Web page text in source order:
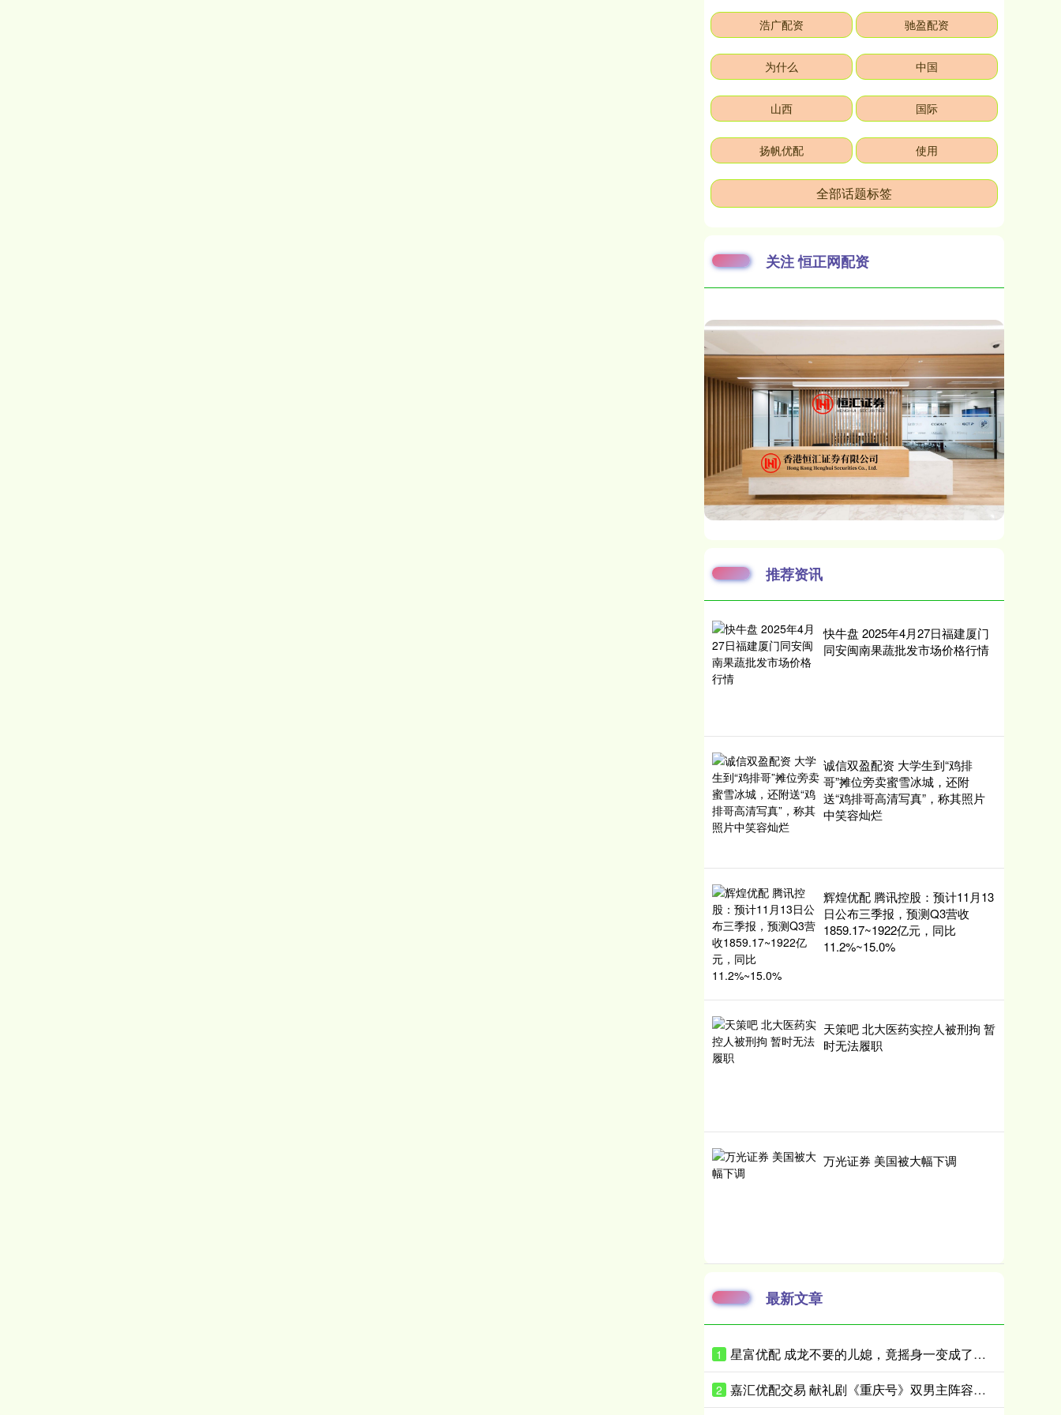
浩广配资 驰盈配资
为什么 中国
山西 国际
扬帆优配 使用
全部话题标签
关注 恒正网配资
推荐资讯
快牛盘 2025年4月27日福建厦门
同安闽南果蔬批发市场价格行情
诚信双盈配资 大学生到“鸡排
哥”摊位旁卖蜜雪冰城，还附
送“鸡排哥高清写真”，称其照片
中笑容灿烂
辉煌优配 腾讯控股：预计11月13
日公布三季报，预测Q3营收
1859.17~1922亿元，同比
11.2%~15.0%
天策吧 北大医药实控人被刑拘 暂
时无法履职
万光证券 美国被大幅下调
最新文章
1 星富优配 成龙不要的儿媳，竟摇身一变成了霍家儿媳？感到意外的何止他一人
2 嘉汇优配交易 献礼剧《重庆号》双男主阵容曝光！肖战无缝衔接进组，搭档老顶流